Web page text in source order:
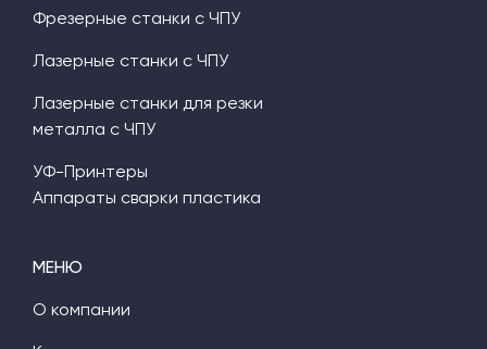
МЕНЮ
О компании
Фрезерные станки с ЧПУ
Лазерные станки с ЧПУ
Лазерные станки для резки
металла с ЧПУ
УФ-Принтеры
Аппараты сварки пластика